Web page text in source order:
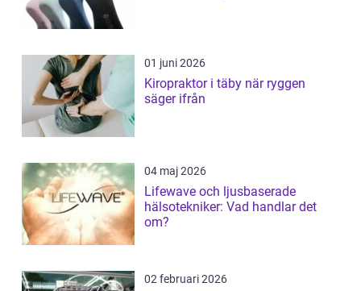
01 juni 2026
Kiropraktor i täby när ryggen
säger ifrån
04 maj 2026
Lifewave och ljusbaserade
hälsotekniker: Vad handlar det
om?
02 februari 2026